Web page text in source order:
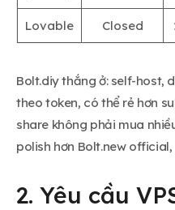
Lovable Closed
Bolt.diy thắng ở: self-host,
theo token, có thể rẻ hơn
share không phải mua
polish hơn Bolt.new
2. Yêu cầu